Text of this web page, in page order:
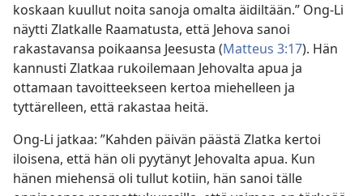
koskaan kuullut noita sanoja omalta äidiltään.” Ong-Li
näytti Zlatkalle Raamatusta, että Jehova sanoi
rakastavansa poikaansa Jeesusta (Matteus 3:17). Hän
kannusti Zlatkaa rukoilemaan Jehovalta apua ja
ottamaan tavoitteekseen kertoa miehelleen ja
tyttärelleen, että rakastaa heitä.
Ong-Li jatkaa: ”Kahden päivän päästä Zlatka kertoi
iloisena, että hän oli pyytänyt Jehovalta apua. Kun
hänen miehensä oli tullut kotiin, hän sanoi tälle